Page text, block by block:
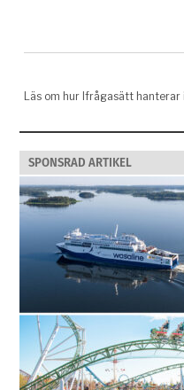
SPONSRAD ARTIKEL